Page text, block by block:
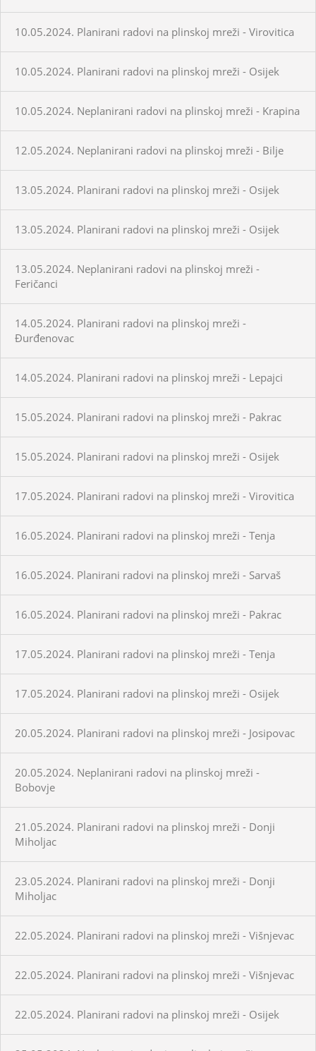
10.05.2024. Planirani radovi na plinskoj mreži - Virovitica
10.05.2024. Planirani radovi na plinskoj mreži - Osijek
10.05.2024. Neplanirani radovi na plinskoj mreži - Krapina
12.05.2024. Neplanirani radovi na plinskoj mreži - Bilje
13.05.2024. Planirani radovi na plinskoj mreži - Osijek
13.05.2024. Planirani radovi na plinskoj mreži - Osijek
13.05.2024. Neplanirani radovi na plinskoj mreži -
Feričanci
14.05.2024. Planirani radovi na plinskoj mreži -
Đurđenovac
14.05.2024. Planirani radovi na plinskoj mreži - Lepajci
15.05.2024. Planirani radovi na plinskoj mreži - Pakrac
15.05.2024. Planirani radovi na plinskoj mreži - Osijek
17.05.2024. Planirani radovi na plinskoj mreži - Virovitica
16.05.2024. Planirani radovi na plinskoj mreži - Tenja
16.05.2024. Planirani radovi na plinskoj mreži - Sarvaš
16.05.2024. Planirani radovi na plinskoj mreži - Pakrac
17.05.2024. Planirani radovi na plinskoj mreži - Tenja
17.05.2024. Planirani radovi na plinskoj mreži - Osijek
20.05.2024. Planirani radovi na plinskoj mreži - Josipovac
20.05.2024. Neplanirani radovi na plinskoj mreži -
Bobovje
21.05.2024. Planirani radovi na plinskoj mreži - Donji
Miholjac
23.05.2024. Planirani radovi na plinskoj mreži - Donji
Miholjac
22.05.2024. Planirani radovi na plinskoj mreži - Višnjevac
22.05.2024. Planirani radovi na plinskoj mreži - Višnjevac
22.05.2024. Planirani radovi na plinskoj mreži - Osijek